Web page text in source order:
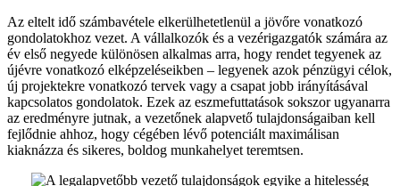
Az eltelt idő számbavétele elkerülhetetlenül a jövőre vonatkozó
gondolatokhoz vezet. A vállalkozók és a vezérigazgatók számára az
év első negyede különösen alkalmas arra, hogy rendet tegyenek az
újévre vonatkozó elképzeléseikben – legyenek azok pénzügyi célok,
új projektekre vonatkozó tervek vagy a csapat jobb irányításával
kapcsolatos gondolatok. Ezek az eszmefuttatások sokszor ugyanarra
az eredményre jutnak, a vezetőnek alapvető tulajdonságaiban kell
fejlődnie ahhoz, hogy cégében lévő potenciált maximálisan
kiaknázza és sikeres, boldog munkahelyet teremtsen.